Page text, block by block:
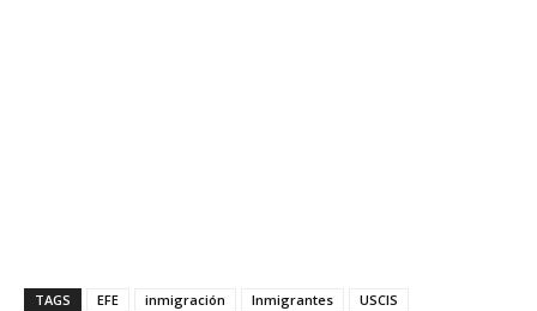
TAGS EFE inmigración Inmigrantes USCIS